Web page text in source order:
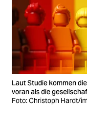
verlag
verlag
veranstaltungen
fragen & hilfe
Laut Studie kommen
voran als die
Foto: Christoph Hardt/